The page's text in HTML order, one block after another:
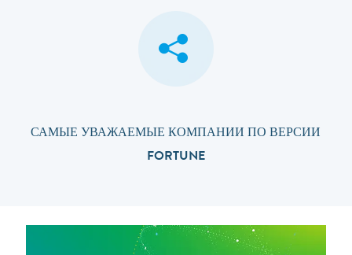
САМЫЕ УВАЖАЕМЫЕ КОМПАНИИ ПО ВЕРСИИ
FORTUNE